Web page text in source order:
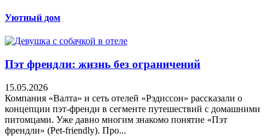
Уютный дом
Пэт френдли: жизнь без ограничений
15.05.2026
Компания «Валта» и сеть отелей «Рэдиссон» рассказали о
концепции пэт-френди в сегменте путешествий с домашними
питомцами. Уже давно многим знакомо понятие «Пэт
френдли» (Pet-friendly). Про...